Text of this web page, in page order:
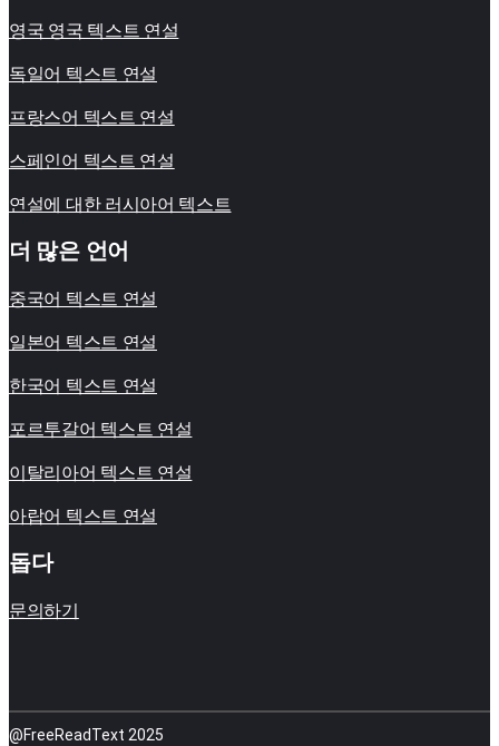
영국 영국 텍스트 연설
독일어 텍스트 연설
프랑스어 텍스트 연설
스페인어 텍스트 연설
연설에 대한 러시아어 텍스트
더 많은 언어
중국어 텍스트 연설
일본어 텍스트 연설
한국어 텍스트 연설
포르투갈어 텍스트 연설
이탈리아어 텍스트 연설
아랍어 텍스트 연설
돕다
문의하기
@FreeReadText 2025